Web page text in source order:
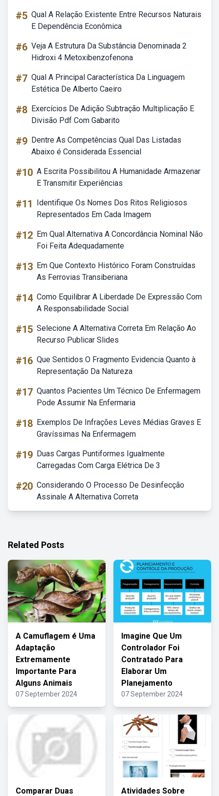
#5 Qual A Relação Existente Entre Recursos Naturais
E Dependência Econômica
#6 Veja A Estrutura Da Substância Denominada 2
Hidroxi 4 Metoxibenzofenona
#7 Qual A Principal Característica Da Linguagem
Estética De Alberto Caeiro
#8 Exercícios De Adição Subtração Multiplicação E
Divisão Pdf Com Gabarito
#9 Dentre As Competências Qual Das Listadas
Abaixo é Considerada Essencial
#10 A Escrita Possibilitou A Humanidade Armazenar
E Transmitir Experiências
#11
Identifique Os Nomes Dos Ritos Religiosos
Representados Em Cada Imagem
#12 Em Qual Alternativa A Concordância Nominal Não
Foi Feita Adequadamente
#13 Em Que Contexto Histórico Foram Construídas
As Ferrovias Transiberiana
#14 Como Equilibrar A Liberdade De Expressão Com
A Responsabilidade Social
#15 Selecione A Alternativa Correta Em Relação Ao
Recurso Publicar Slides
#16 Que Sentidos O Fragmento Evidencia Quanto à
Representação Da Natureza
#17 Quantos Pacientes Um Técnico De Enfermagem
Pode Assumir Na Enfermaria
#18 Exemplos De Infrações Leves Médias Graves E
Gravíssimas Na Enfermagem
#19 Duas Cargas Puntiformes Igualmente
Carregadas Com Carga Elétrica De 3
#20 Considerando O Processo De Desinfecção
Assinale A Alternativa Correta
Related Posts
A Camuflagem é Uma
Adaptação
Extremamente
Importante Para
Alguns Animais
07 September 2024
Imagine Que Um
Controlador Foi
Contratado Para
Elaborar Um
Planejamento
07 September 2024
Comparar Duas Atividades Sobre